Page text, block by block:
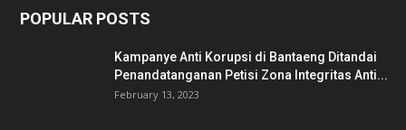
POPULAR POSTS
Kampanye Anti Korupsi di Bantaeng Ditandai
Penandatanganan Petisi Zona Integritas Anti...
February 13, 2023